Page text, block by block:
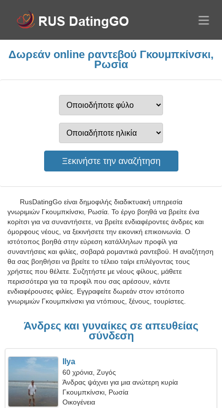
Δωρεάν online ραντεβού Γκουμπκίνσκι,
Ρωσία
RusDatingGo είναι δημοφιλής διαδικτυακή υπηρεσία
γνωριμιών Γκουμπκίνσκι, Ρωσία. Το έργο βοηθά να βρείτε ένα
κορίτσι για να συναντήσετε, να βρείτε ενδιαφέροντες άνδρες και
όμορφους νέους, να ξεκινήσετε την εικονική επικοινωνία. Ο
ιστότοπος βοηθά στην εύρεση κατάλληλων προφίλ για
συναντήσεις και φιλίες, σοβαρά ρομαντικά ραντεβού. Η αναζήτηση
θα σας βοηθήσει να βρείτε το τέλειο ταίρι επιλέγοντας τους
χρήστες που θέλετε. Συζητήστε με νέους φίλους, μάθετε
περισσότερα για τα προφίλ που σας αρέσουν, κάντε
ενδιαφέρουσες φιλίες. Εγγραφείτε δωρεάν στον ιστότοπο
γνωριμιών Γκουμπκίνσκι για ντόπιους, ξένους, τουρίστες.
Άνδρες και γυναίκες σε απευθείας
σύνδεση
Ilya
60 χρόνια, Ζυγός
Άνδρας ψάχνει για μια ανώτερη κυρία
Γκουμπκίνσκι, Ρωσία
Οικογένεια